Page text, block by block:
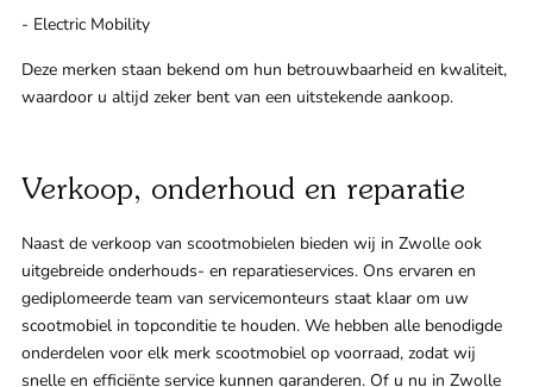
- Electric Mobility
Deze merken staan bekend om hun betrouwbaarheid en kwaliteit,
waardoor u altijd zeker bent van een uitstekende aankoop.
Verkoop, onderhoud en reparatie
Naast de verkoop van scootmobielen bieden wij in Zwolle ook
uitgebreide onderhouds- en reparatieservices. Ons ervaren en
gediplomeerde team van servicemonteurs staat klaar om uw
scootmobiel in topconditie te houden. We hebben alle benodigde
onderdelen voor elk merk scootmobiel op voorraad, zodat wij
snelle en efficiënte service kunnen garanderen. Of u nu in Zwolle